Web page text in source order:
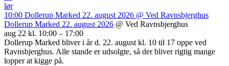
lør
10:00 Dollerup Marked 22. august 2026 @ Ved Ravnsbjerghus
Dollerup Marked 22. august 2026 @ Ved Ravnsbjerghus
aug 22 kl. 10:00 – 17:00
Dollerup Marked bliver i år d. 22. august kl. 10 til 17 oppe ved
Ravnsbjerghus. Alle stande er udsolgte, så der bliver rigtig mange
lopper at kigge på.